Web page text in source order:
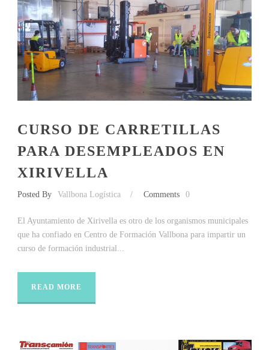
CURSO DE CARRETILLAS
PARA DESEMPLEADOS EN
XIRIVELLA
Posted By Vallbona Logística / Comments 0
El Ayuntamiento de Xirivella es otro de los organismos municipales
que ha confiado en Centro de Formación Vallbona para impartir un
curso de formación industrial...
READ MORE